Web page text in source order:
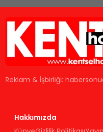
Reklam & İşbirliği:
Hakkımızda